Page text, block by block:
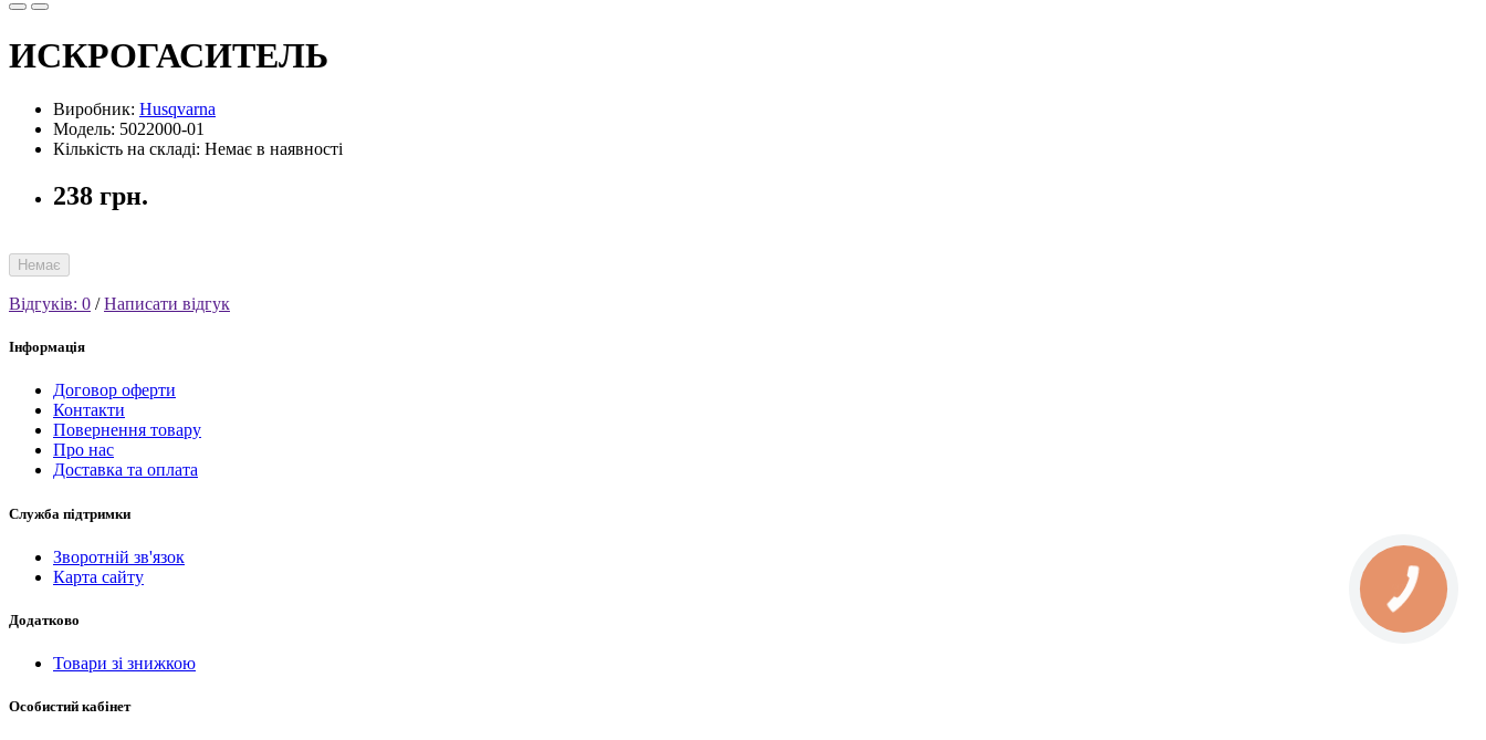
ИСКРОГАСИТЕЛЬ
Виробник: Husqvarna
Модель: 5022000-01
Кількість на складі: Немає в наявності
238 грн.
Немає
Відгуків: 0 /Написати відгук
Інформація
Договор оферти
Контакти
Повернення товару
Про нас
Доставка та оплата
Служба підтримки
Зворотній зв'язок
Карта сайту
Додатково
Товари зі знижкою
Особистий кабінет